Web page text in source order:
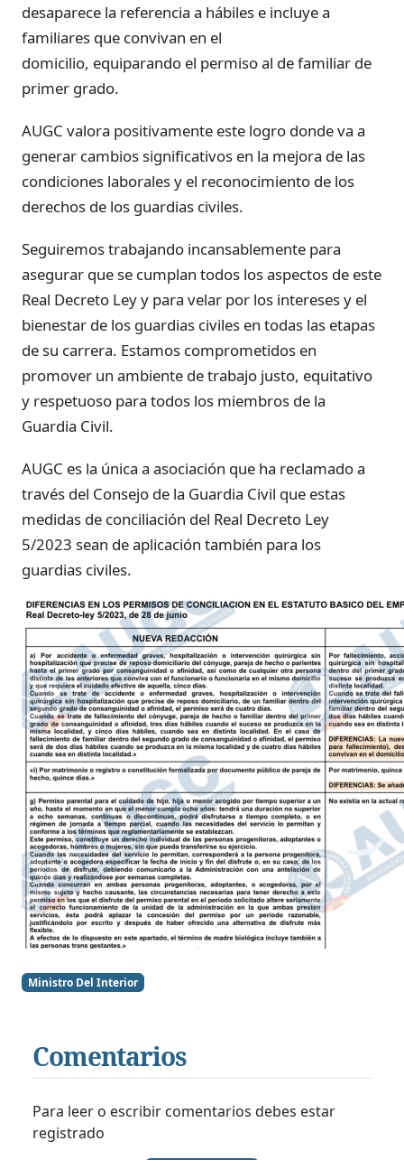
desaparece la referencia a hábiles e incluye a
familiares que convivan en el
domicilio, equiparando el permiso al de familiar de
primer grado.
AUGC valora positivamente este logro donde va a
generar cambios significativos en la mejora de las
condiciones laborales y el reconocimiento de los
derechos de los guardias civiles.
Seguiremos trabajando incansablemente para
asegurar que se cumplan todos los aspectos de este
Real Decreto Ley y para velar por los intereses y el
bienestar de los guardias civiles en todas las etapas
de su carrera. Estamos comprometidos en
promover un ambiente de trabajo justo, equitativo
y respetuoso para todos los miembros de la
Guardia Civil.
AUGC es la única a asociación que ha reclamado a
través del Consejo de la Guardia Civil que estas
medidas de conciliación del Real Decreto Ley
5/2023 sean de aplicación también para los
guardias civiles.
Ministro Del Interior
Comentarios
Para leer o escribir comentarios debes estar
registrado